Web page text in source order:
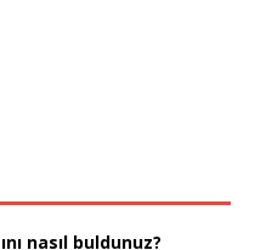
nasıl buldunuz?